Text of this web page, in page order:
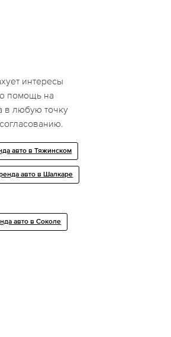
интересы
помощь на
в любую точку
авто в Тяжинском
авто в Шалкаре
авто в Соколе